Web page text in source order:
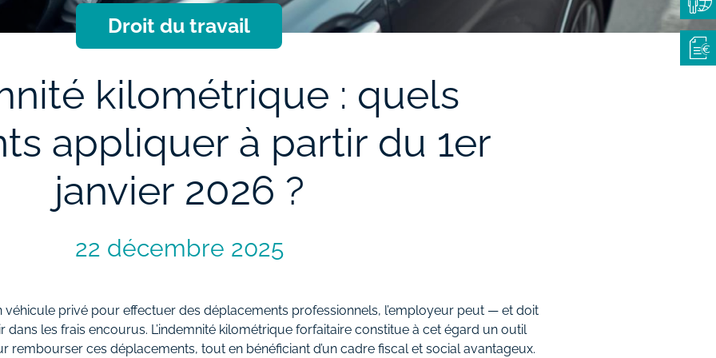
Droit du travail
kilométrique : quels
appliquer à partir du 1er
janvier 2026 ?
22 décembre 2025
véhicule privé pour effectuer des déplacements professionnels, l’employeur peut — et doit
les frais encourus. L’indemnité kilométrique forfaitaire constitue à cet égard un outil
rembourser ces déplacements, tout en bénéficiant d’un cadre fiscal et social avantageux.